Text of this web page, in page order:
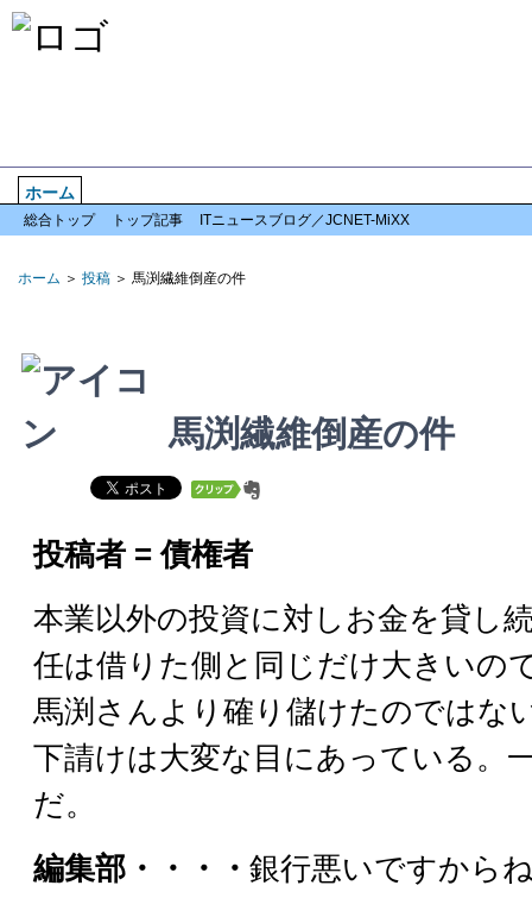
ホーム
総合トップ トップ記事 ITニュースブログ／JCNET-MiXX
ホーム ＞ 投稿 ＞ 馬渕繊維倒産の件
馬渕繊維倒産の件
投稿者 = 債権者
本業以外の投資に対しお金を貸し
任は借りた側と同じだけ大きいの
馬渕さんより確り儲けたのではな
下請けは大変な目にあっている。
だ。
編集部・・・・ 銀行悪いですから